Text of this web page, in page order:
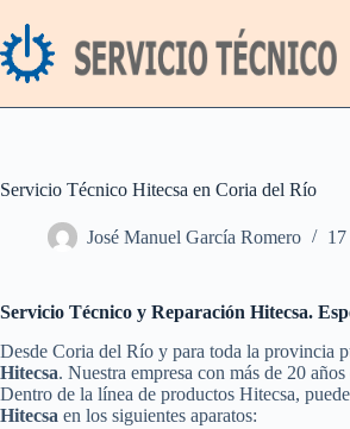
al
contenido
Servicio Técnico Hitecsa en Coria del Río
José Manuel García Romero
Servicio Técnico y Reparación Hitecsa.
Desde Coria del Río y para toda la provincia
Hitecsa. Nuestra empresa con más de 20
Dentro de la línea de productos Hitecsa,
Hitecsa en los siguientes aparatos: